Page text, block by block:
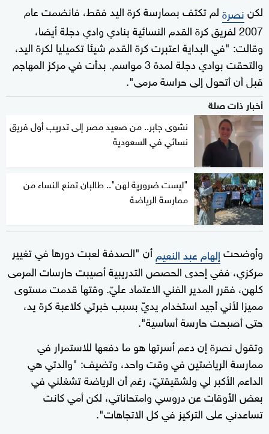
لكننصرةلم تكتف بممارسة كرة اليد فقط، فانضمت عام
2007 لفريق كرة القدم النسائية بنادي وادي دجلة أيضا،
وقالت: "في البداية اعتبرت كرة القدم شيئا تكميليا لكرة اليد،
والتحقت بوادي دجلة لمدة 3 مواسم. بدأت في مركز المهاجم
قبل أن أتحول إلى حراسة مرمى".
أخبار ذات صلة
نشوى جابر.. من صعيد مصر إلى تدريب أول فريق
نسائي في السعودية
"ليست ضرورية لهن".. طالبان تمنع النساء من
ممارسة الرياضة
وأوضحتإلهام عبد النعيمأن "الصدفة لعبت دورها في تغيير
مركزي، ففي إحدى الحصص التدريبية أصيبت حارسات المرمى
كلهن، فقرر المدير الفني الاعتماد عليّ. وقتها قدمت مستوى
مميزا لأني أجيد استخدام يديّ بسبب خبرتي كلاعبة كرة يد،
حتى أصبحت حارسة أساسية".
وتقول نصرة إن دعم أسرتها هو ما دفعها للاستمرار في
ممارسة الرياضتين في وقت واحد، وتضيف: "والدتي هي
الداعم الأكبر لي ولشقيقتيّ، رغم أن الرياضة تشغلني في
بعض الأوقات عن دروسي وامتحاناتي، لكن أمي كانت
تساعدني على التركيز في كل الاتجاهات".